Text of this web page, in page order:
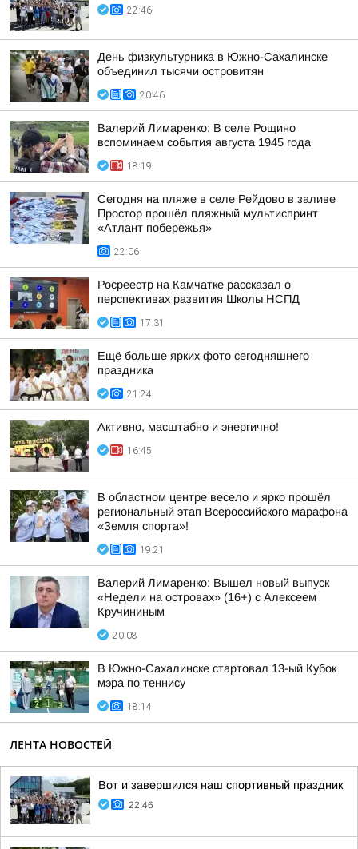
22:46
День физкультурника в Южно-Сахалинске
объединил тысячи островитян
20:46
Валерий Лимаренко: В селе Рощино
вспоминаем события августа 1945 года
18:19
Сегодня на пляже в селе Рейдово в заливе
Простор прошёл пляжный мультиспринт
«Атлант побережья»
22:06
Росреестр на Камчатке рассказал о
перспективах развития Школы НСПД
17:31
Ещё больше ярких фото сегодняшнего
праздника
21:24
Активно, масштабно и энергично!
16:45
В областном центре весело и ярко прошёл
региональный этап Всероссийского марафона
«Земля спорта»!
19:21
Валерий Лимаренко: Вышел новый выпуск
«Недели на островах» (16+) с Алексеем
Кручининым
20:08
В Южно-Сахалинске стартовал 13-ый Кубок
мэра по теннису
18:14
ЛЕНТА НОВОСТЕЙ
Вот и завершился наш спортивный праздник
22:46